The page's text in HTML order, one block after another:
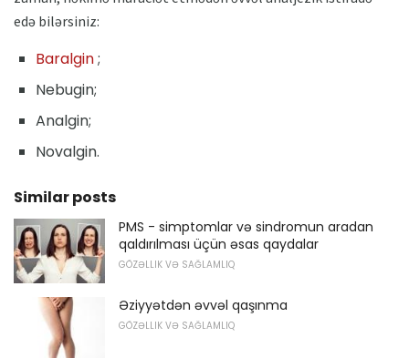
edə bilərsiniz:
Baralgin;
Nebugin;
Analgin;
Novalgin.
Similar posts
PMS - simptomlar və sindromun aradan
qaldırılması üçün əsas qaydalar
GÖZƏLLIK VƏ SAĞLAMLIQ
Əziyyətdən əvvəl qaşınma
GÖZƏLLIK VƏ SAĞLAMLIQ